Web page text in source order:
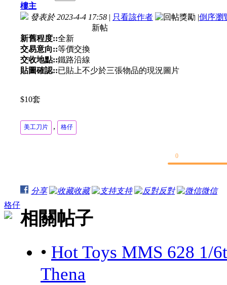
格仔
樓主
發表於 2023-4-4 17:58 | 只看該作者 |倒序瀏
新帖
新舊程度::全新
交易意向::等價交換
交收地點::鐵路沿線
貼圖確認::已貼上不少於三張物品的現況圖片
$10套
美工刀片 , 格仔
0
分享 收藏 支持 反對 微信
相關帖子
• Hot Toys MMS 628 1/
Thena